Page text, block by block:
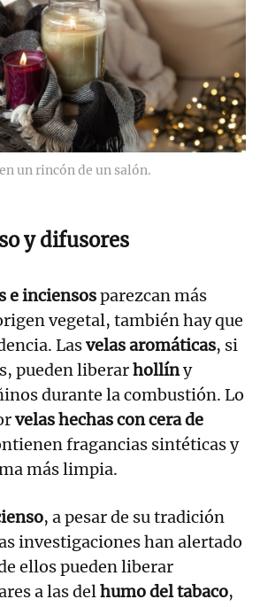
un rincón de un salón.
y difusores
e inciensosparezcan más
vegetal, también hay que
Lasvelas aromáticas, si
pueden liberarhollíny
durante la combustión. Lo
velas hechas con cera de
fragancias sintéticas y
más limpia.
, a pesar de su tradición
investigaciones han alertado
ellos pueden liberar
a las delhumo del tabaco,